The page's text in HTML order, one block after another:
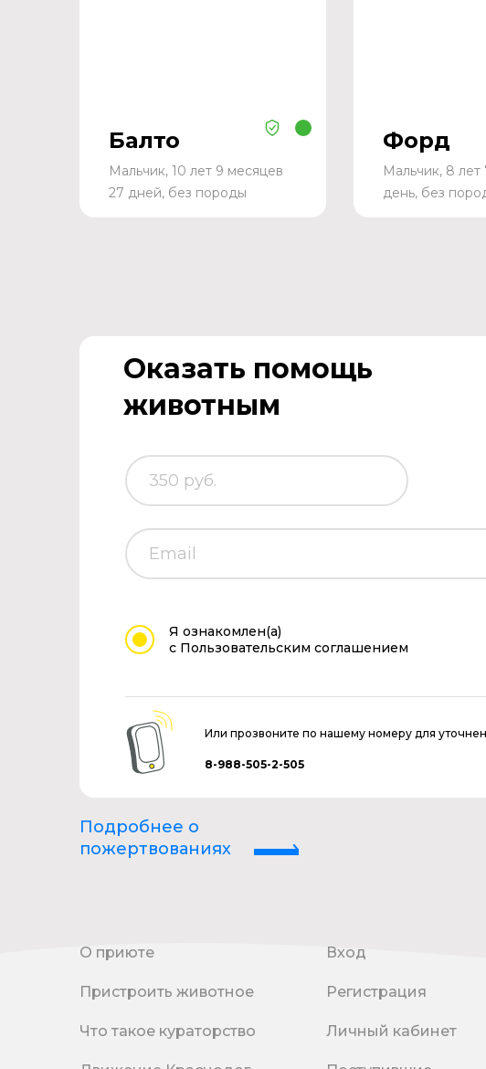
Балто
Мальчик, 10 лет 9 месяцев
27 дней, без породы
Форд
Мальчик, 8 лет
день, без
Оказать помощь
животным
Я ознакомлен(а)
с Пользовательским соглашением
Или прозвоните по нашему номеру для
8-988-505-2-505
Подробнее о
пожертвованиях
О приюте
Пристроить животное
Что такое кураторство
Вход
Регистрация
Личный кабинет